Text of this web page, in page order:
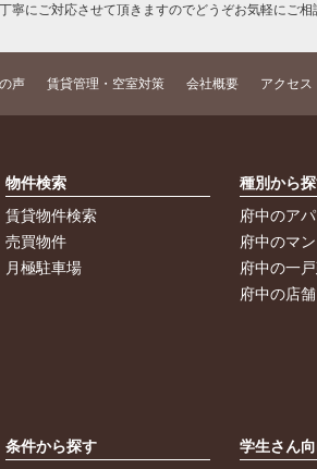
にご対応させて頂きますのでどうぞお気軽にご相
声 賃貸管理・空室対策 会社概要 アクセス
物件検索
賃貸物件検索
売買物件
月極駐車場
種別から
府中のア
府中のマ
府中の一
府中の店
条件から探す
学生さん